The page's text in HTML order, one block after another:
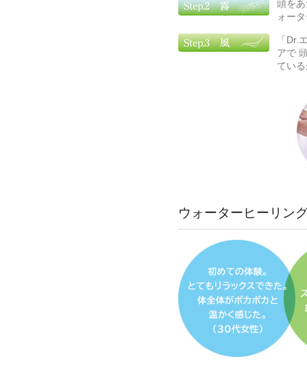
頭を
ォー
「Dr.
アで
てい
ウォーターヒーリン